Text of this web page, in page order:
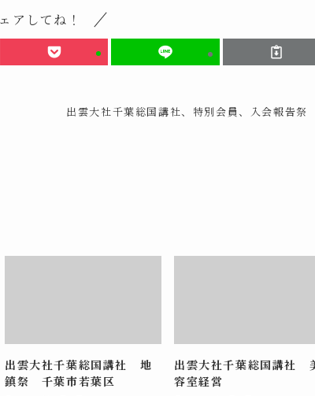
アしてね！
出雲大社千葉総国講社、特別会員、入会報告祭
出雲大社千葉総国講社 地
鎮祭 千葉市若葉区
出雲大社千葉総国講社
容室経営